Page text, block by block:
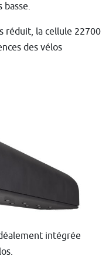
réduit, la cellule 22700
des vélos
intégrée